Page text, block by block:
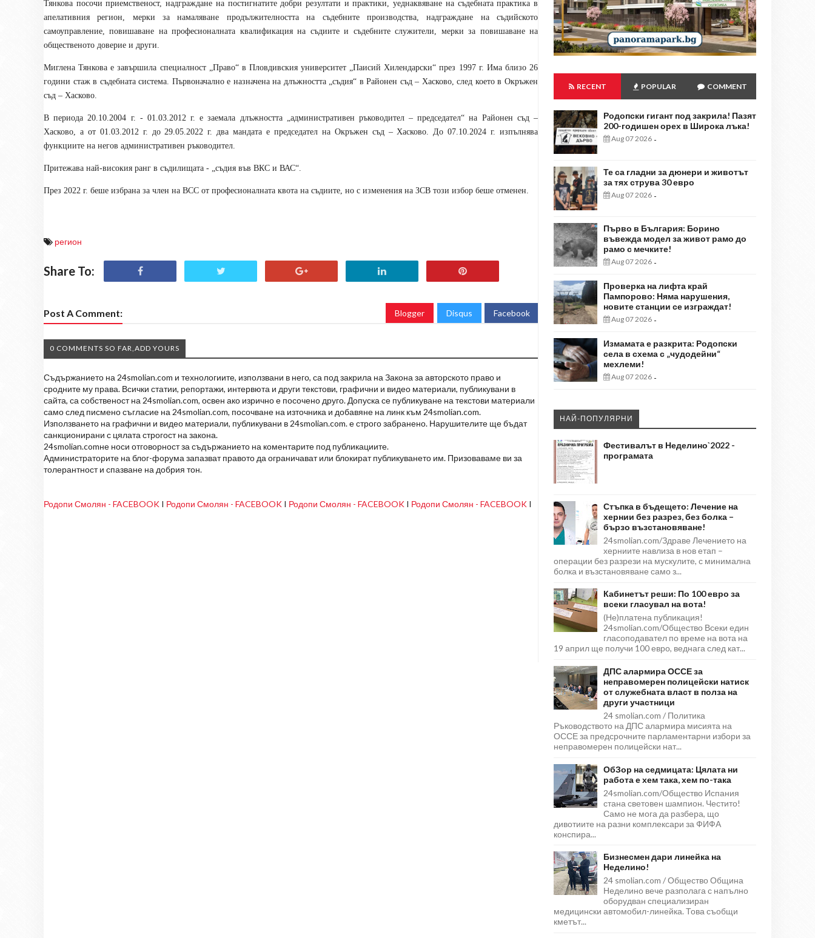
Тянкова посочи приемственост, надграждане на постигнатите добри резултати и практики, уеднаквяване на съдебната практика в
апелативния регион, мерки за намаляване продължителността на съдебните производства, надграждане на съдийското
самоуправление, повишаване на професионалната квалификация на съдиите и съдебните служители, мерки за повишаване на
общественото доверие и други.
Миглена Тянкова е завършила специалност „Право“ в Пловдивския университет „Паисий Хилендарски“ през 1997 г. Има близо 26
години стаж в съдебната система. Първоначално е назначена на длъжността „съдия“ в Районен съд – Хасково, след което в Окръжен
съд – Хасково.
В периода 20.10.2004 г. - 01.03.2012 г. е заемала длъжността „административен ръководител – председател“ на Районен съд –
Хасково, а от 01.03.2012 г. до 29.05.2022 г. два мандата е председател на Окръжен съд – Хасково. До 07.10.2024 г. изпълнява
функциите на негов административен ръководител.
Притежава най-високия ранг в съдилищата - „съдия във ВКС и ВАС“.
През 2022 г. беше избрана за член на ВСС от професионалната квота на съдиите, но с изменения на ЗСВ този избор беше отменен.
регион
Share To:
Post A Comment: Blogger Disqus Facebook
0 COMMENTS SO FAR,ADD YOURS
Съдържанието на 24smolian.com и технологиите, използвани в него, са под закрила на Закона за авторското право и
сродните му права. Всички статии, репортажи, интервюта и други текстови, графични и видео материали, публикувани в
сайта, са собственост на 24smolian.com, освен ако изрично е посочено друго. Допуска се публикуване на текстови материали
само след писмено съгласие на 24smolian.com, посочване на източника и добавяне на линк към 24smolian.com.
Използването на графични и видео материали, публикувани в 24smolian.com. е строго забранено. Нарушителите ще бъдат
санкционирани с цялата строгост на закона.
24smolian.comне носи отговорност за съдържанието на коментарите под публикациите.
Администраторите на блог-форума запазват правото да ограничават или блокират публикуването им. Призоваваме ви за
толерантност и спазване на добрия тон.
Родопи Смолян - FACEBOOK I Родопи Смолян - FACEBOOK I Родопи Смолян - FACEBOOK I Родопи Смолян - FACEBOOK I
RECENT POPULAR COMMENT
Родопски гигант под закрила! Пазят
200-годишен орех в Широка лъка!
Aug 07 2026 -
Те са гладни за дюнери и животът
за тях струва 30 евро
Aug 07 2026 -
Първо в България: Борино
въвежда модел за живот рамо до
рамо с мечките!
Aug 07 2026 -
Проверка на лифта край
Пампорово: Няма нарушения,
новите станции се изграждат!
Aug 07 2026 -
Измамата е разкрита: Родопски
села в схема с „чудодейни“
мехлеми!
Aug 07 2026 -
НАЙ-ПОПУЛЯРНИ
Фестивалът в Неделино`2022 -
програмата
Стъпка в бъдещето: Лечение на
хернии без разрез, без болка –
бързо възстановяване!
24smolian.com/Здраве Лечението на
херниите навлиза в нов етап –
операции без разрези на мускулите, с минимална
болка и възстановяване само з...
Кабинетът реши: По 100 евро за
всеки гласувал на вота!
(Не)платена публикация!
24smolian.com/Общество Всеки един
гласоподавател по време на вота на
19 април ще получи 100 евро, веднага след кат...
ДПС алармира ОССЕ за
неправомерен полицейски натиск
от служебната власт в полза на
други участници
24 smolian.com / Политика
Ръководството на ДПС алармира мисията на
ОССЕ за предсрочните парламентарни избори за
неправомерен полицейски нат...
ОбЗор на седмицата: Цялата ни
работа е хем така, хем по-така
24smolian.com/Общество Испания
стана световен шампион. Честито!
Само не мога да разбера, що
дивотиите на разни комплексари за ФИФА
конспира...
Бизнесмен дари линейка на
Неделино!
24 smolian.com / Общество Община
Неделино вече разполага с напълно
оборудван специализиран
медицински автомобил-линейка. Това съобщи
кметът...